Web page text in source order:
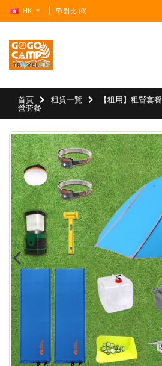
HK 對比 (0)
首頁 租賃一覽 【租用】租營套餐
營套餐